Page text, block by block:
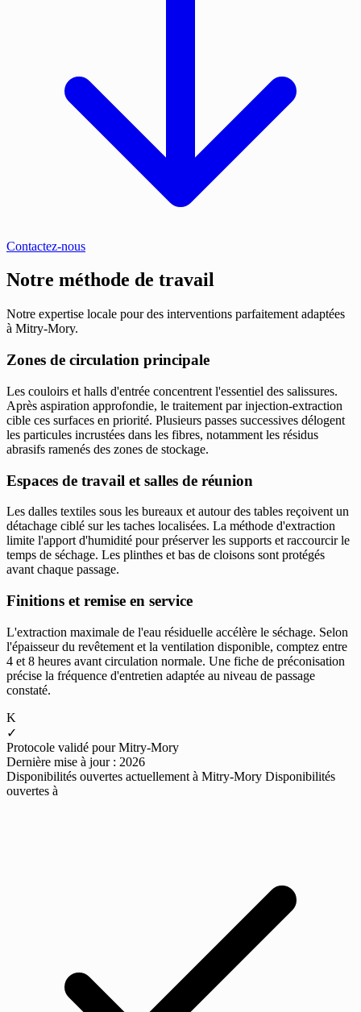
Contactez-nous
Notre méthode de travail
Notre expertise locale pour des interventions parfaitement adaptées
à Mitry-Mory.
Zones de circulation principale
Les couloirs et halls d'entrée concentrent l'essentiel des salissures.
Après aspiration approfondie, le traitement par injection-extraction
cible ces surfaces en priorité. Plusieurs passes successives délogent
les particules incrustées dans les fibres, notamment les résidus
abrasifs ramenés des zones de stockage.
Espaces de travail et salles de réunion
Les dalles textiles sous les bureaux et autour des tables reçoivent un
détachage ciblé sur les taches localisées. La méthode d'extraction
limite l'apport d'humidité pour préserver les supports et raccourcir le
temps de séchage. Les plinthes et bas de cloisons sont protégés
avant chaque passage.
Finitions et remise en service
L'extraction maximale de l'eau résiduelle accélère le séchage. Selon
l'épaisseur du revêtement et la ventilation disponible, comptez entre
4 et 8 heures avant circulation normale. Une fiche de préconisation
précise la fréquence d'entretien adaptée au niveau de passage
constaté.
K
✓
Protocole validé pour Mitry-Mory
Dernière mise à jour : 2026
Disponibilités ouvertes actuellement à Mitry-Mory Disponibilités
ouvertes à